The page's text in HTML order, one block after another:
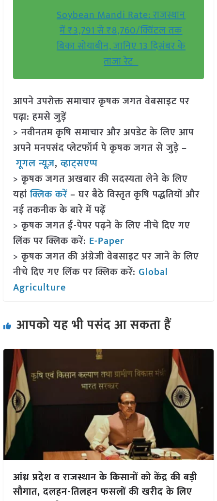
Soybean Mandi Rate: राजस्थान
में ₹3,791 से ₹8,760/क्विंटल तक
बिका सोयाबीन, जानिए 13 दिसंबर के
ताजा रेट
आपने उपरोक्त समाचार कृषक जगत वेबसाइट पर
पढ़ा: हमसे जुड़ें
> नवीनतम कृषि समाचार और अपडेट के लिए आप
अपने मनपसंद प्लेटफॉर्म पे कृषक जगत से जुड़े –
गूगल न्यूज़,व्हाट्सएप्प
> कृषक जगत अखबार की सदस्यता लेने के लिए
यहांक्लिक करें– घर बैठे विस्तृत कृषि पद्धतियों और
नई तकनीक के बारे में पढ़ें
> कृषक जगत ई-पेपर पढ़ने के लिए नीचे दिए गए
लिंक पर क्लिक करें: E-Paper
> कृषक जगत की अंग्रेजी वेबसाइट पर जाने के लिए
नीचे दिए गए लिंक पर क्लिक करें: Global
Agriculture
आपको यह भी पसंद आ सकता हैं
आंध्र प्रदेश व राजस्थान के किसानों को केंद्र की बड़ी
सौगात, दलहन-तिलहन फसलों की खरीद के लिए